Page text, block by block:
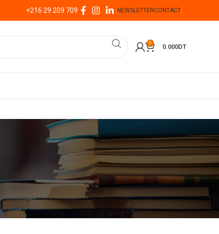
+216 29 209 709 NEWSLETTERCONTACT
0
0.000DT